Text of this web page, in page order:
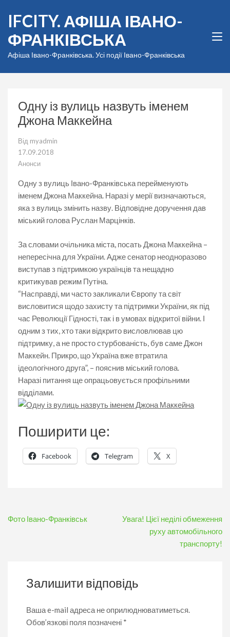
вмісту
(натисніть
Enter)
IFCITY. АФІША ІВАНО-
ФРАНКІВСЬКА
Афіша Івано-Франківська. Усі події Івано-Франківська
Одну із вулиць назвуть іменем
Джона Маккейна
Від myadmin
17.09.2018
Анонси
Одну з вулиць Івано-Франківська перейменують
іменем Джона Маккейна. Наразі у мерії визначаються,
яка з вулиць змінить назву. Відповідне доручення дав
міський голова Руслан Марцінків.
За словами очільника міста, посать Джона Маккейна –
непересічна для України. Адже сенатор неодноразово
виступав з підтримкою українців та нещадно
критикував режим Путіна.
“Насправді, ми часто закликали Європу та світ
висловитися щодо захисту та підтримки України, як під
час Революції Гідності, так і в умовах відкритої війни. І
одним з тих, хто таки відкрито висловлював цю
підтримку, а не просто стурбованість, був саме Джон
Маккейн. Прикро, що Україна вже втратила
ідеологічного друга”, – пояснив міський голова.
Наразі питання ще опрацьовується профільними
відділами.
Поширити це:
Facebook Telegram X
Навігація
Фото Івано-Франківськ
Увага! Цієї неділі обмеження
руху автомобільного
транспорту!
Залишити відповідь
Ваша e-mail адреса не оприлюднюватиметься.
Обов’язкові поля позначені *